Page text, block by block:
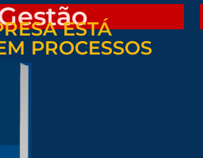
ESTÁ
PROCESSOS